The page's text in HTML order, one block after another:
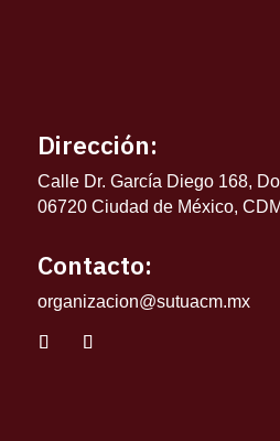
Dirección:
Calle Dr. García Diego 168,
06720 Ciudad de México,
Contacto:
organizacion@sutuacm.mx